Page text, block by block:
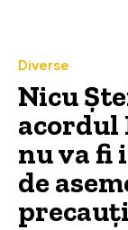
Diverse
Nicu
acordul
nu va fi
de